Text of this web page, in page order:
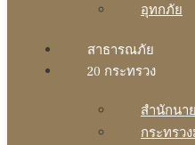
อุทกภัย
สาธารณภัย
20 กระทรวง
สํานักนา
กระทรว